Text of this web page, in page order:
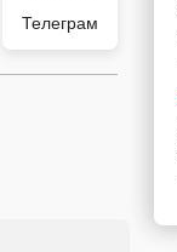
Телеграм